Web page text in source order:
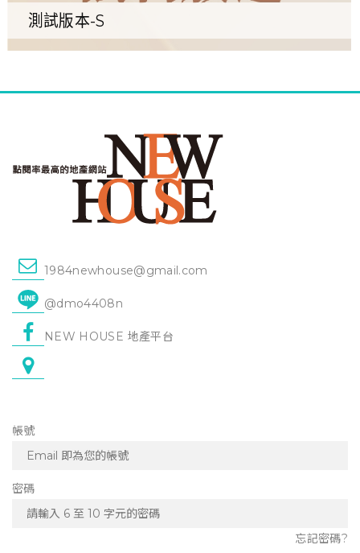
測試版本-S
1984newhouse@gmail.com
@dmo4408n
NEW HOUSE 地產平台
帳號
密碼
忘記密碼?